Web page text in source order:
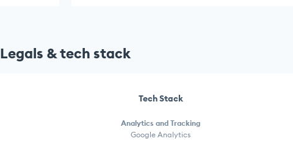
Legals & tech stack
Tech Stack
Analytics and Tracking
Google Analytics